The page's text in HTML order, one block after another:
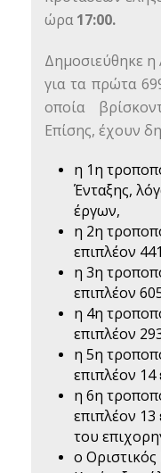
ώρα17:00.
Δημοσιεύθηκε η
για τα πρώτα
οποία
Επίσης, έχουν
η 1η
Ένταξης,
έργων,
η 2η
επιπλέον
η 3η
επιπλέον
η 4η
επιπλέον
η 5η
επιπλέον
η 6η
επιπλέον
του
ο